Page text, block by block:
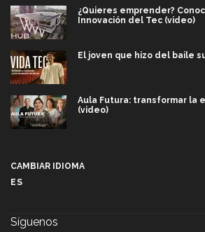
¿Quieres emprender?
Innovación del Tec (video)
El joven que hizo del baile
Aula Futura: transformar la
(video)
CAMBIAR IDIOMA
ES
Síguenos